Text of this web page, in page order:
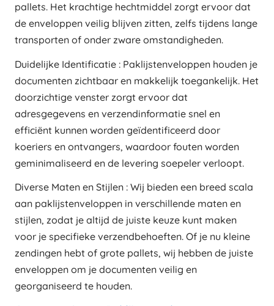
pallets. Het krachtige hechtmiddel zorgt ervoor dat
de enveloppen veilig blijven zitten, zelfs tijdens lange
transporten of onder zware omstandigheden.
Duidelijke Identificatie : Paklijstenveloppen houden je
documenten zichtbaar en makkelijk toegankelijk. Het
doorzichtige venster zorgt ervoor dat
adresgegevens en verzendinformatie snel en
efficiënt kunnen worden geïdentificeerd door
koeriers en ontvangers, waardoor fouten worden
geminimaliseerd en de levering soepeler verloopt.
Diverse Maten en Stijlen : Wij bieden een breed scala
aan paklijstenveloppen in verschillende maten en
stijlen, zodat je altijd de juiste keuze kunt maken
voor je specifieke verzendbehoeften. Of je nu kleine
zendingen hebt of grote pallets, wij hebben de juiste
enveloppen om je documenten veilig en
georganiseerd te houden.